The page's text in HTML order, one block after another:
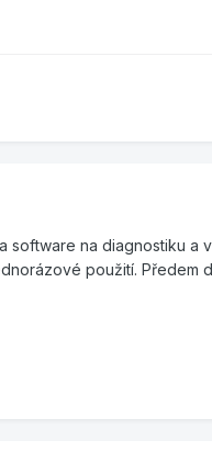
software na diagnostiku a
použití. Předem